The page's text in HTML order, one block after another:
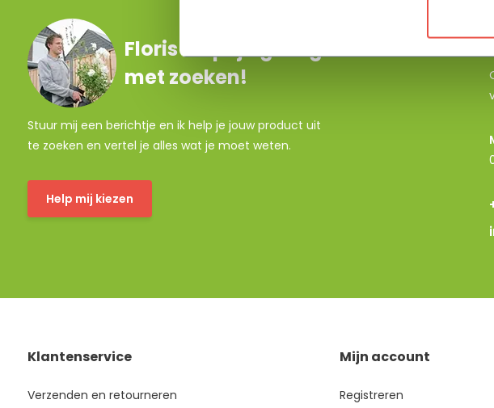
Floris helpt je graag
met zoeken!
Stuur mij een berichtje en ik help je jouw product uit
te zoeken en vertel je alles wat je moet weten.
Help mij kiezen
Klantenservice
Verzenden en retourneren
Mijn account
Registreren